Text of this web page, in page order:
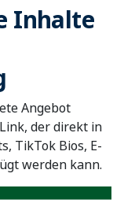
Inhalte
Angebot
der direkt in
TikTok Bios, E-
werden kann.